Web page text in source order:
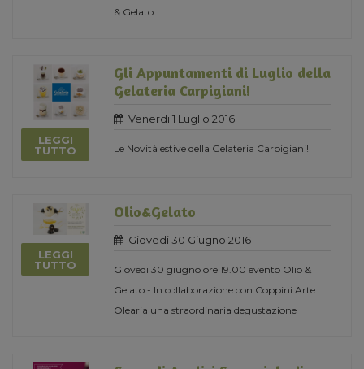
& Gelato
LEGGI
TUTTO
Gli Appuntamenti di Luglio della
Gelateria Carpigiani!
Venerdi 1 Luglio 2016
Le Novità estive della Gelateria Carpigiani!
LEGGI
TUTTO
Olio&Gelato
Giovedi 30 Giugno 2016
Giovedi 30 giugno ore 19.00 evento Olio &
Gelato - In collaborazione con Coppini Arte
Olearia una straordinaria degustazione